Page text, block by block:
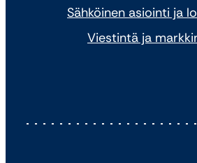
Sähköinen asiointi ja
Viestintä ja